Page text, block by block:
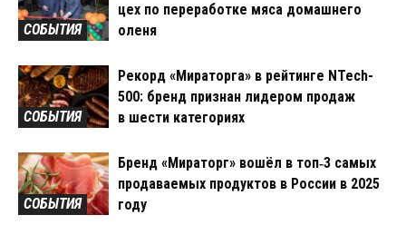
СОБЫТИЯ
цех по переработке мяса домашнего
оленя
СОБЫТИЯ
Рекорд «Мираторга» в рейтинге NTech-
500: бренд признан лидером продаж
в шести категориях
СОБЫТИЯ
Бренд «Мираторг» вошёл в топ‑3 самых
продаваемых продуктов в России в 2025
году